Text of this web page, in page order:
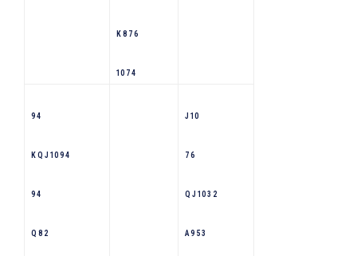
K 8 7 6
10 7 4
9 4
K Q J 10 9 4
9 4
Q 8 2
J 10
7 6
Q J 10 3 2
A 9 5 3